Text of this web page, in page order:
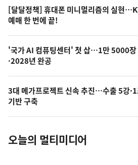
영
상
오
의
사
진
[달달정책] 휴대폰 미니멀리즘의 실현
예매 한 번에 끝!
'국가 AI 컴퓨팅센터' 첫 삽…1만 5000장
·2028년 완공
3대 메가프로젝트 신속 추진…수출 5강
기반 구축
오늘의 멀티미디어